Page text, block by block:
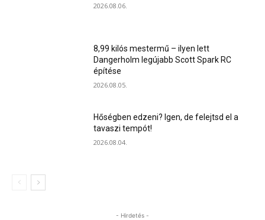
2026.08.06.
8,99 kilós mestermű – ilyen lett
Dangerholm legújabb Scott Spark RC
építése
2026.08.05.
Hőségben edzeni? Igen, de felejtsd el a
tavaszi tempót!
2026.08.04.
- Hirdetés -